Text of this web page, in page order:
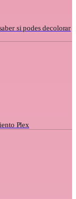
si podes decolorar
Plex